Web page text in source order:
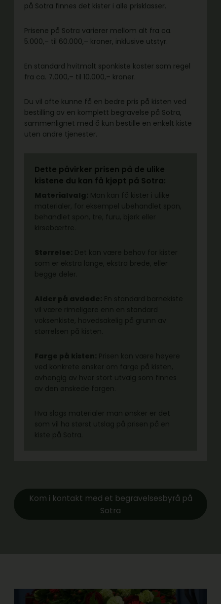
på Sotra finnes det kister i alle prisklasser.
Prisene på Sotra varierer mellom alt fra ca.
5.000,– til 60.000,– kroner, inklusive utstyr.
En standard hvitmalt sponkiste koster som regel
fra ca. 7.000,– til 10.000,– kroner.
Du vil ofte kunne få en bedre pris på kisten ved
bestilling av en komplett begravelse på Sotra,
sammenlignet med å kun bestille en enkelt kiste
uten andre tjenester.
Dette påvirker prisen på de ulike
kistene du kan få kjøpt på Sotra:
Kom i kontakt med et begravelsesbyrå på
Sotra